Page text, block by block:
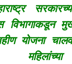
विभागाकडून
योजना